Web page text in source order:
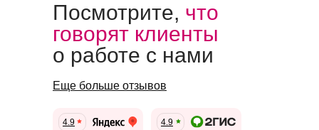
Посмотрите, что
говорят клиенты
о работе с нами
Еще больше отзывов
4.9 4.9